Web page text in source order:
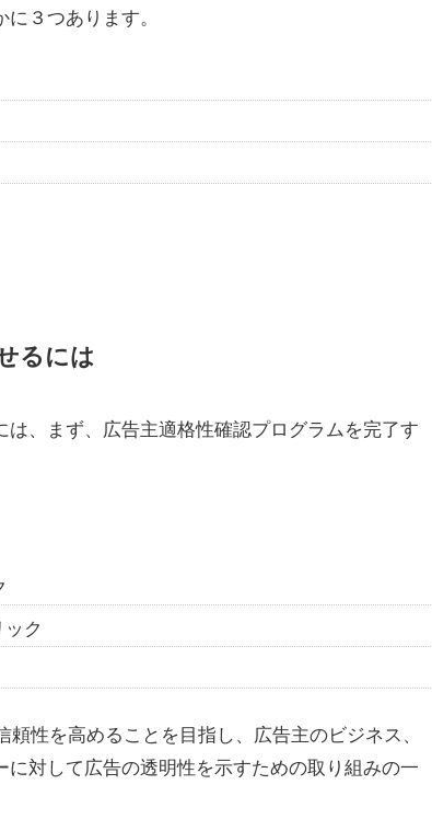
３つあります。
るには
、まず、広告主適格性確認プログラムを完了す
ク
性を高めることを目指し、広告主のビジネス、
対して広告の透明性を示すための取り組みの一